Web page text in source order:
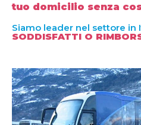
tuo domicilio senza
Siamo leader nel settore in
SODDISFATTI O